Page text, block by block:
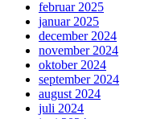
februar 2025
januar 2025
december 2024
november 2024
oktober 2024
september 2024
august 2024
juli 2024